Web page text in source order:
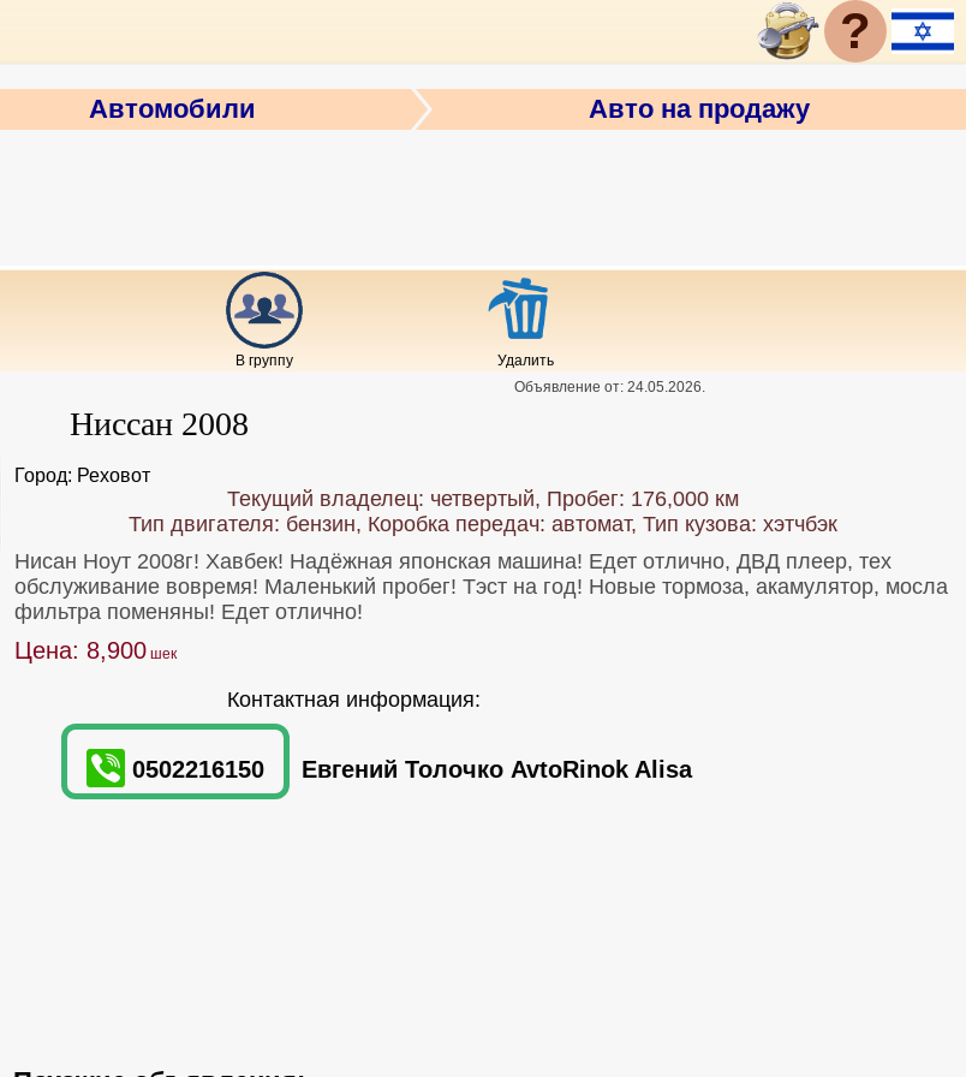
?
Автомобили Авто на продажу
В группу
Удалить
Объявление от: 24.05.2026.
Ниссан 2008
Город: Реховот
Текущий владелец: четвертый, Пробег: 176,000 км
Тип двигателя: бензин, Коробка передач: автомат, Тип кузова: хэтчбэк
Нисан Ноут 2008г! Хавбек! Надёжная японская машина! Едет отлично, ДВД плеер, тех
обслуживание вовремя! Маленький пробег! Тэст на год! Новые тормоза, акамулятор, мосла
фильтра поменяны! Едет отлично!
Цена: 8,900
Контактная информация:
0502216150 Евгений Толочко AvtoRinok Alisa